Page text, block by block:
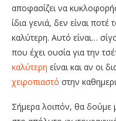
αποφασίζει να
ίδια γενιά, δεν είναι
καλύτερη. Αυτό είναι…
που έχει ουσία για την
καλύτερη είναι και αν οι
χειροπιαστό στην
Σήμερα λοιπόν, θα δούμε